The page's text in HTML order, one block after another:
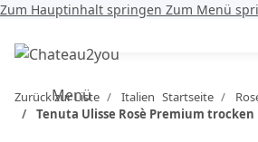
Zum Hauptinhalt springen Zum Menü
Menü
Zurück zur Liste Italien Startseite
Tenuta Ulisse Rosè Premium trocken